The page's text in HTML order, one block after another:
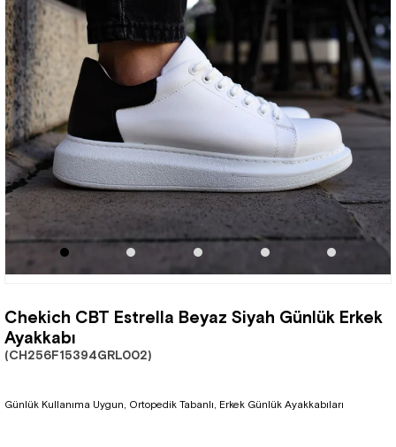
Chekich CBT Estrella Beyaz Siyah Günlük Erkek
Ayakkabı
(CH256F15394GRL002)
Günlük Kullanıma Uygun, Ortopedik Tabanlı, Erkek Günlük Ayakkabıları